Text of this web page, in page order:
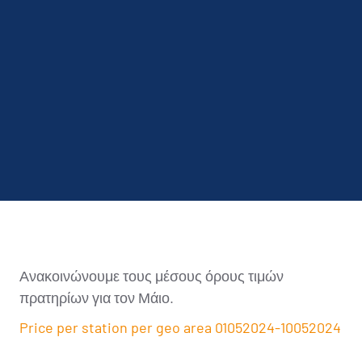
Ανακοινώνουμε τους μέσους όρους τιμών
πρατηρίων για τον Μάιο.
Price per station per geo area 01052024-10052024